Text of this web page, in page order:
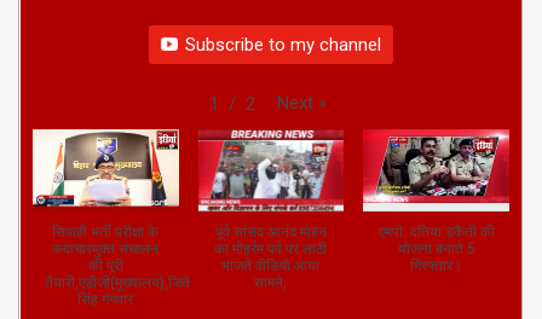
1 / 2 Next »
सिपाही भर्ती परीक्षा के
कदाचारमुक्त संचालन
की पूरी
तैयारी,एडीजी(मुख्यालय),जितेंद्र
पूर्व सांसद आनंद मोहन
का मोहर्रम पर्व पर लाठी
भांजते वीडियो आया
सामने,
एमपी: दतिया डकैती की
योजना बनाते 5
गिरफ्तार।